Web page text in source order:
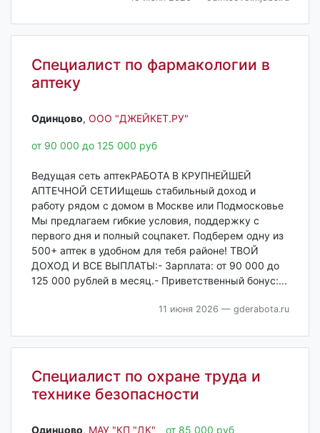
Специалист по фармакологии в
аптеку
Одинцово‎, ООО "ДЖЕЙКЕТ.РУ"
от 90 000 до 125 000 руб
Ведущая сеть аптекРАБОТА В КРУПНЕЙШЕЙ
АПТЕЧНОЙ СЕТИИщешь стабильный доход и
работу рядом с домом в Москве или Подмосковье
Мы предлагаем гибкие условия, поддержку с
первого дня и полный соцпакет. Подберем одну из
500+ аптек в удобном для тебя районе! ТВОЙ
ДОХОД И ВСЕ ВЫПЛАТЫ:- Зарплата: от 90 000 до
125 000 рублей в месяц.- Приветственный бонус:...
11 июня 2026 — gderabota.ru
Специалист по охране труда и
технике безопасности
Одинцово‎, МАУ "КП "ДК" от 85 000 руб